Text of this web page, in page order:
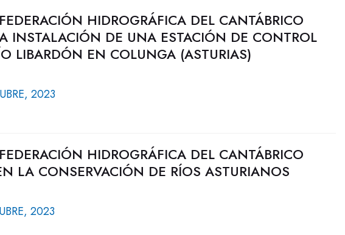
HIDROGRÁFICA DEL CANTÁBRICO
INSTALACIÓN DE UNA ESTACIÓN DE CONTROL
LIBARDÓN EN COLUNGA (ASTURIAS)
2023
HIDROGRÁFICA DEL CANTÁBRICO
LA CONSERVACIÓN DE RÍOS ASTURIANOS
2023